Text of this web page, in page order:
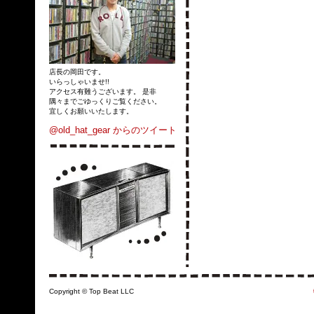
店長の岡田です。
いらっしゃいませ!!
アクセス有難うございます。 是非
隅々までごゆっくりご覧ください。
宜しくお願いいたします。
@old_hat_gear からのツイート
Copyright © Top Beat LLC